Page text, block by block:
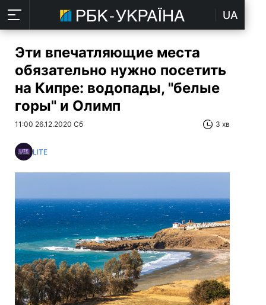
UA
Эти впечатляющие места
обязательно нужно посетить
на Кипре: водопады, "белые
горы" и Олимп
11:00 26.12.2020 Сб 3 хв
LITE